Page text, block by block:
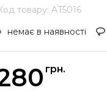
товару: AT5016
немає в наявності
грн.